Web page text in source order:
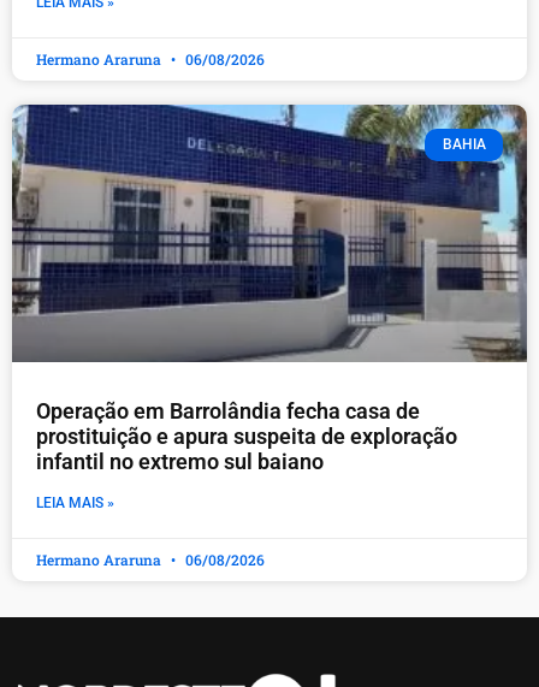
Hermano Araruna 06/08/2026
BAHIA
Operação em Barrolândia fecha casa de
prostituição e apura suspeita de exploração
infantil no extremo sul baiano
LEIA MAIS »
Hermano Araruna 06/08/2026